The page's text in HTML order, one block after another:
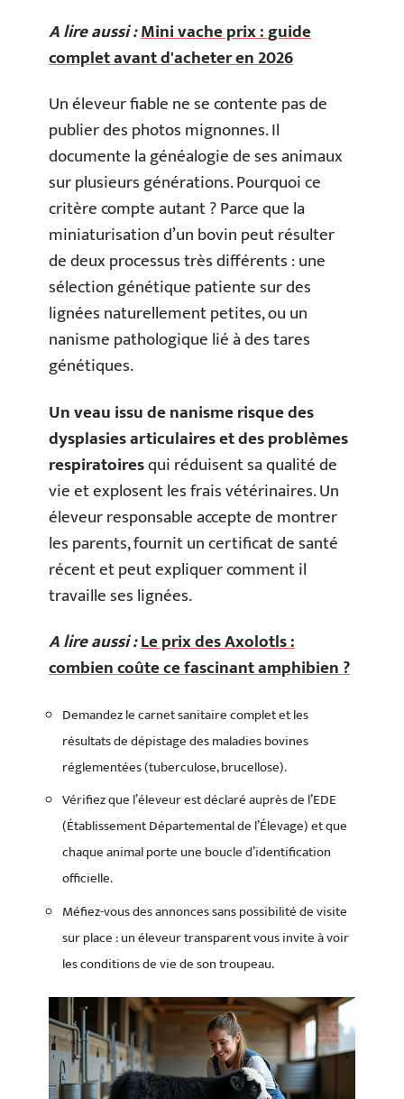
A lire aussi :Mini vache prix : guide
complet avant d'acheter en 2026
Un éleveur fiable ne se contente pas de
publier des photos mignonnes. Il
documente la généalogie de ses animaux
sur plusieurs générations. Pourquoi ce
critère compte autant ? Parce que la
miniaturisation d’un bovin peut résulter
de deux processus très différents : une
sélection génétique patiente sur des
lignées naturellement petites, ou un
nanisme pathologique lié à des tares
génétiques.
Un veau issu de nanisme risque des
dysplasies articulaires et des problèmes
respiratoiresqui réduisent sa qualité de
vie et explosent les frais vétérinaires. Un
éleveur responsable accepte de montrer
les parents, fournit un certificat de santé
récent et peut expliquer comment il
travaille ses lignées.
A lire aussi :Le prix des Axolotls :
combien coûte ce fascinant amphibien ?
Demandez le carnet sanitaire complet et les
résultats de dépistage des maladies bovines
réglementées (tuberculose, brucellose).
Vérifiez que l’éleveur est déclaré auprès de l’EDE
(Établissement Départemental de l’Élevage) et que
chaque animal porte une boucle d’identification
officielle.
Méfiez-vous des annonces sans possibilité de visite
sur place : un éleveur transparent vous invite à voir
les conditions de vie de son troupeau.